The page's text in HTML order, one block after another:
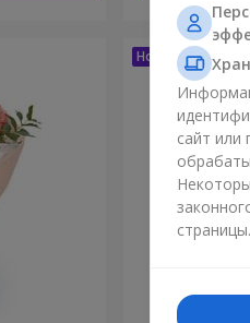
сайт или
страницы.